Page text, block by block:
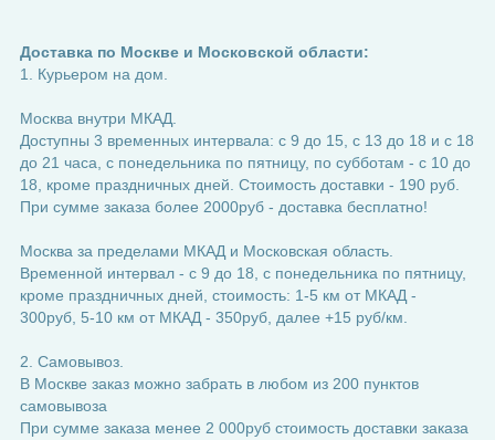
Доставка по Москве и Московской области:
1. Курьером на дом.
Москва внутри МКАД.
Доступны 3 временных интервала: с 9 до 15, с 13 до 18 и с 18
до 21 часа, с понедельника по пятницу, по субботам - с 10 до
18, кроме праздничных дней. Стоимость доставки - 190 руб.
При сумме заказа более 2000руб - доставка бесплатно!
Москва за пределами МКАД и Московская область.
Временной интервал - с 9 до 18, с понедельника по пятницу,
кроме праздничных дней, стоимость: 1-5 км от МКАД -
300руб, 5-10 км от МКАД - 350руб, далее +15 руб/км.
2. Самовывоз.
В Москве заказ можно забрать в любом из 200 пунктов
самовывоза
При сумме заказа менее 2 000руб стоимость доставки заказа